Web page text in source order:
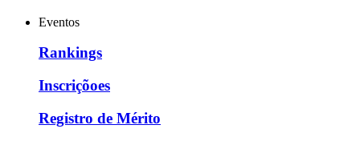
Eventos
Rankings
Inscriçõoes
Registro de Mérito